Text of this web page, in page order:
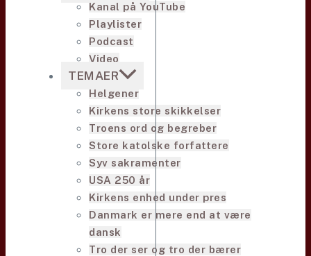
Kanal på YouTube
Playlister
Podcast
Video
TEMAER
Helgener
Kirkens store skikkelser
Troens ord og begreber
Store katolske forfattere
Syv sakramenter
USA 250 år
Kirkens enhed under pres
Danmark er mere end at være
dansk
Tro der ser og tro der bærer